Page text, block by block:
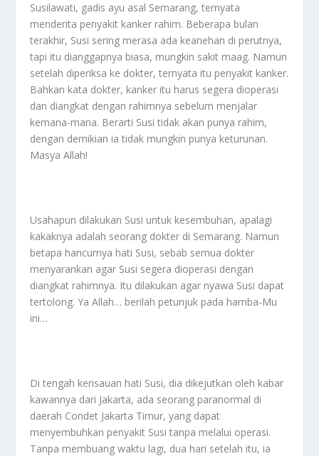
Susilawati, gadis ayu asal Semarang, ternyata
menderita penyakit kanker rahim. Beberapa bulan
terakhir, Susi sering merasa ada keanehan di perutnya,
tapi itu dianggapnya biasa, mungkin sakit maag. Namun
setelah diperiksa ke dokter, ternyata itu penyakit kanker.
Bahkan kata dokter, kanker itu harus segera dioperasi
dan diangkat dengan rahimnya sebelum menjalar
kemana-mana. Berarti Susi tidak akan punya rahim,
dengan demikian ia tidak mungkin punya keturunan.
Masya Allah!
Usahapun dilakukan Susi untuk kesembuhan, apalagi
kakaknya adalah seorang dokter di Semarang. Namun
betapa hancurnya hati Susi, sebab semua dokter
menyarankan agar Susi segera dioperasi dengan
diangkat rahimnya. Itu dilakukan agar nyawa Susi dapat
tertolong. Ya Allah… berilah petunjuk pada hamba-Mu
ini…
Di tengah kerisauan hati Susi, dia dikejutkan oleh kabar
kawannya dari Jakarta, ada seorang paranormal di
daerah Condet Jakarta Timur, yang dapat
menyembuhkan penyakit Susi tanpa melalui operasi.
Tanpa membuang waktu lagi, dua hari setelah itu, ia